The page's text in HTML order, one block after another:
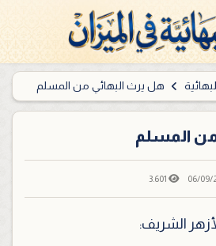
هل يرث البهائي من المسلم
من المسلم
06/09/
3.601
الشريف: